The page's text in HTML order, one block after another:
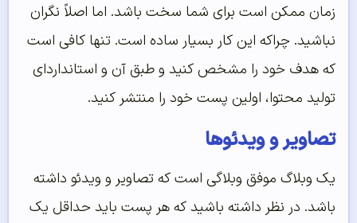
زمان ممکن است برای شما سخت باشد. اما اصلاً نگران
نباشید. چراکه این کار بسیار ساده است. تنها کافی است
که هدف خود را مشخص کنید و طبق آن و استانداردای
تولید محتوا، اولین پست خود را منتشر کنید.
تصاویر و ویدئوها
یک وبلاگ موفق وبلاگی است که تصاویر و ویدئو داشته
باشد. در نظر داشته باشید که هر پست باید حداقل یک